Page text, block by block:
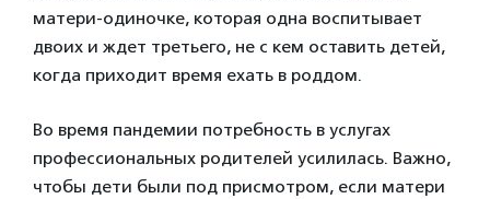
матери-одиночке, которая одна воспитывает
двоих и ждет третьего, не с кем оставить детей,
когда приходит время ехать в роддом.
Во время пандемии потребность в услугах
профессиональных родителей усилилась. Важно,
чтобы дети были под присмотром, если матери